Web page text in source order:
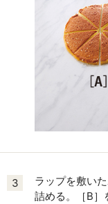
3
ラップを敷い
詰める。［B］